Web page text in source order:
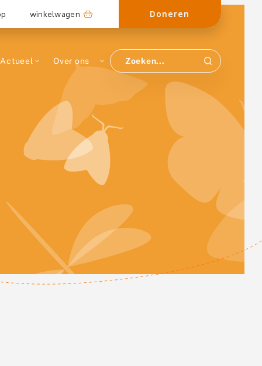
winkelwagen Doneren
Actueel Over ons